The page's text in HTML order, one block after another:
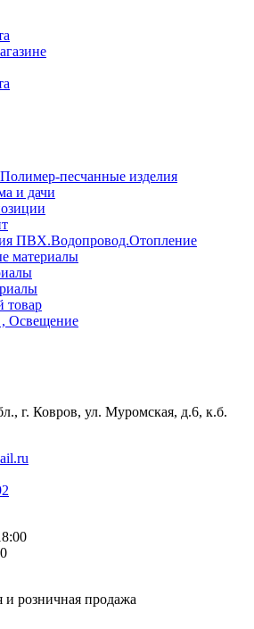
песчанные изделия
и дачи
ПВХ.Водопровод.Отопление
материалы
товар
, Освещение
г. Ковров, ул. Муромская, д.6, к.б.
розничная продажа